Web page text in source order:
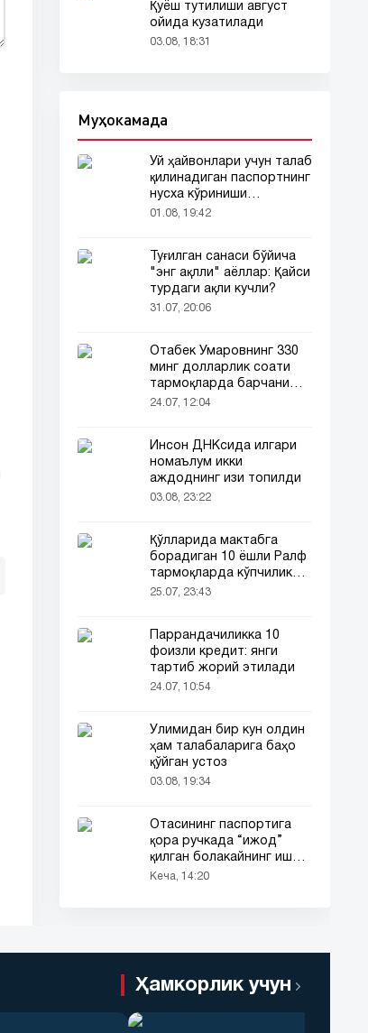
Қуёш тутилиши август
ойида кузатилади
03.08, 18:31
Муҳокамада
Уй ҳайвонлари учун талаб
қилинадиган паспортнинг
нусха кўриниши
тармоқларда тарқалди
01.08, 19:42
Туғилган санаси бўйича
"энг ақлли" аёллар: Қайси
турдаги ақли кучли?
31.07, 20:06
Отабек Умаровнинг 330
минг долларлик соати
тармоқларда барчани
эътиборини тортди!
24.07, 12:04
Инсон ДНКсида илгари
номаълум икки
аждоднинг изи топилди
03.08, 23:22
Қўлларида мактабга
борадиган 10 ёшли Ралф
тармоқларда кўпчиликни
таъсирлантирди
25.07, 23:43
Паррандачиликка 10
фоизли кредит: янги
тартиб жорий этилади
24.07, 10:54
Ўлимидан бир кун олдин
ҳам талабаларига баҳо
қўйган устоз
03.08, 19:34
Отасининг паспортига
қора ручкада “ижод”
қилган болакайнинг иши
барчанинг диққатини
Кеча, 14:20
Ҳамкорлик учун